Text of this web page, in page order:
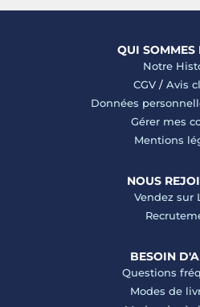
QUI SOMMES
Notre
CGV/ Avis
Données
Gérer mes
Mentions
NOUS
Vendez sur
BESOIN
Questions
Modes de